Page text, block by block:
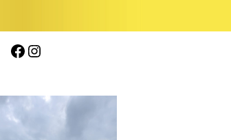
Facebook
Instagram